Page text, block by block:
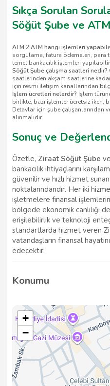
Sıkça Sorulan
Söğüt Şube ve
ATM 2 ATM hangi işlemleri
sorgulama, fatura ödemeleri, para
temel bankacılık işlemleri
Söğüt Şube çalışma saatleri nedir?
saatlerinden akşam saatlerine
için resmi iletişim kanallarından
İşlem ücretleri nelerdir? İşlem
birlikte, bazı işlemler ücretsiz iken,
Detaylar için şube çalışanlarından
alınmalıdır.
Sonuç ve
Özetle, Ziraat Söğüt Şube ve
bankacılık ihtiyaçlarını
güvenilir ve hızlı hizmet
noktalarındandır. Her iki
işletmelere finansal
bölgede ekonomik canlılığı
erişilebilirlik ve teknoloji
standartlarda hizmet veren
vatandaşların finansal
edecektir.
Konumu
+
−